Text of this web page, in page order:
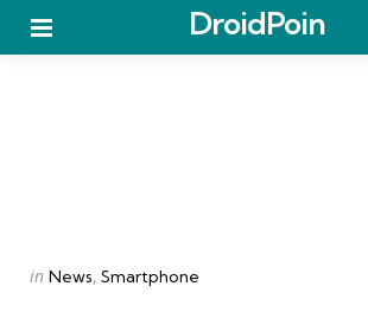
DroidPoin
Categories
Posted
in News Smartphone